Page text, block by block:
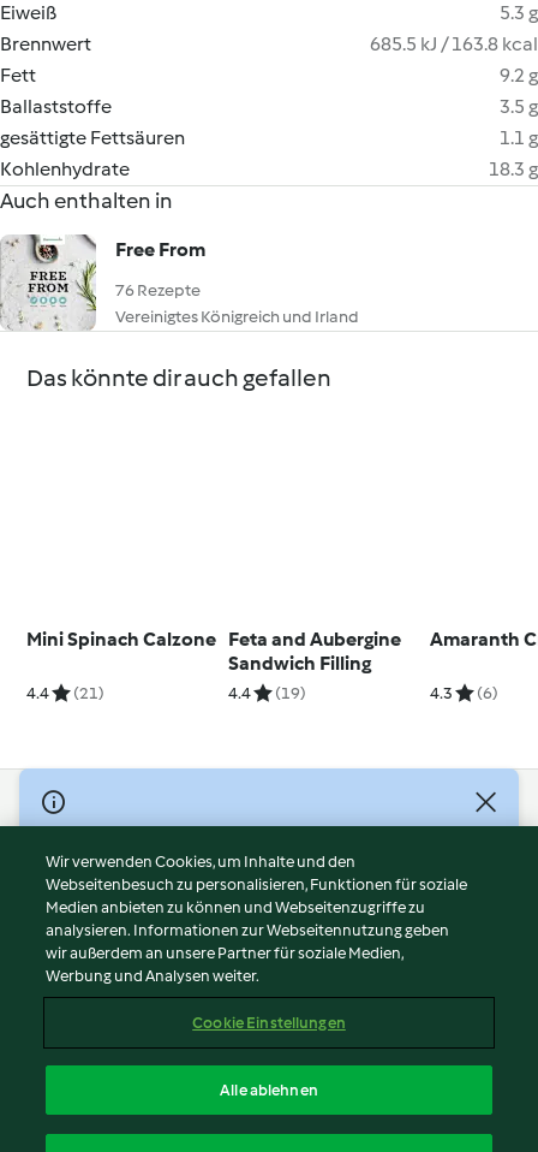
Eiweiß
5.3 g
Brennwert
685.5 kJ / 163.8 kcal
Fett
9.2 g
Ballaststoffe
3.5 g
gesättigte Fettsäuren
1.1 g
Kohlenhydrate
18.3 g
Auch enthalten in
Free From
76 Rezepte
Vereinigtes Königreich und Irland
Das könnte dir auch gefallen
Mini Spinach Calzone
4.4 (21)
Feta and Aubergine
Sandwich Filling
4.4 (19)
Amaranth
4.3 (6)
© Copyright 2026
Nutzungsbedingungen
Datenschutzrichtlinien
Disclaimer
Impressum
Cookies
Abo kündigen
Erklärung zur Barrierefreiheit
Wir verwenden Cookies, um Inhalte und den
Webseitenbesuch zu personalisieren, Funktionen für soziale
Medien anbieten zu können und Webseitenzugriffe zu
analysieren. Informationen zur Webseitennutzung geben
wir außerdem an unsere Partner für soziale Medien,
Werbung und Analysen weiter.
Cookie Einstellungen
Alle ablehnen